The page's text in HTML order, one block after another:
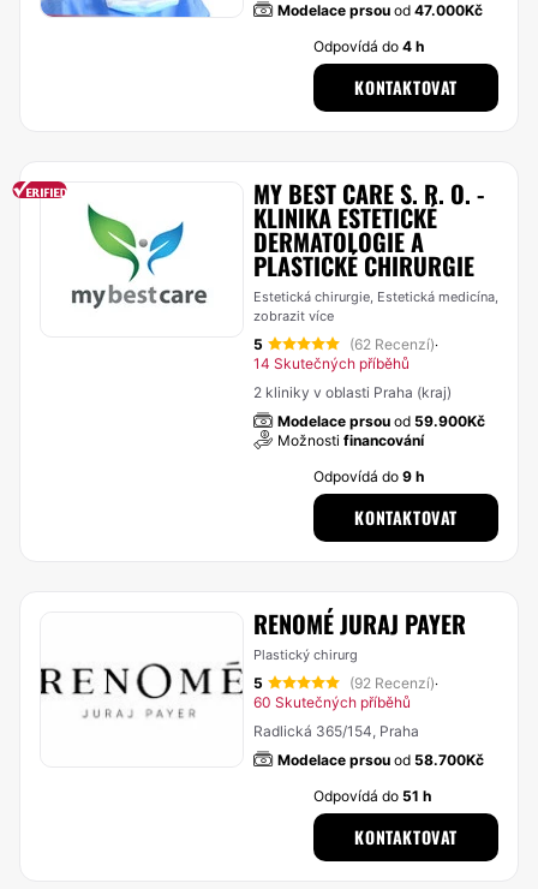
Modelace prsou od 47.000Kč
Odpovídá do4 h
KONTAKTOVAT
MY BEST CARE S. R. O. -
KLINIKA ESTETICKÉ
DERMATOLOGIE A
PLASTICKÉ CHIRURGIE
Estetická chirurgie, Estetická medicína,
zobrazit více
5 (62 Recenzí)·
14 Skutečných příběhů
2 kliniky v oblasti Praha (kraj)
Modelace prsou od 59.900Kč
Možnosti financování
Odpovídá do9 h
KONTAKTOVAT
RENOMÉ JURAJ PAYER
Plastický chirurg
5 (92 Recenzí)·
60 Skutečných příběhů
Radlická 365/154, Praha
Modelace prsouod 58.700Kč
Odpovídá do51 h
KONTAKTOVAT